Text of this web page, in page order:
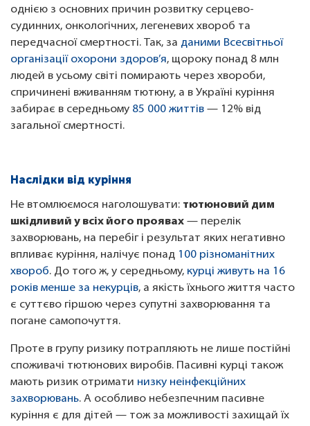
однією з основних причин розвитку серцево-
судинних, онкологічних, легеневих хвороб та
передчасної смертності. Так, за даними Всесвітньої
організації охорони здоров’я, щороку понад 8 млн
людей в усьому світі помирають через хвороби,
спричинені вживанням тютюну, а в Україні куріння
забирає в середньому 85 000 життів — 12% від
загальної смертності.
Наслідки від куріння
Не втомлюємося наголошувати: тютюновий дим
шкідливий у всіх його проявах — перелік
захворювань, на перебіг і результат яких негативно
впливає куріння, налічує понад 100 різноманітних
хвороб. До того ж, у середньому, курці живуть на 16
років менше за некурців, а якість їхнього життя часто
є суттєво гіршою через супутні захворювання та
погане самопочуття.
Проте в групу ризику потрапляють не лише постійні
споживачі тютюнових виробів. Пасивні курці також
мають ризик отримати низку неінфекційних
захворювань. А особливо небезпечним пасивне
куріння є для дітей — тож за можливості захищай їх